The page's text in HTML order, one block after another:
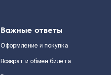
Важные ответы
Оформление и покупка
Возврат и обмен билета